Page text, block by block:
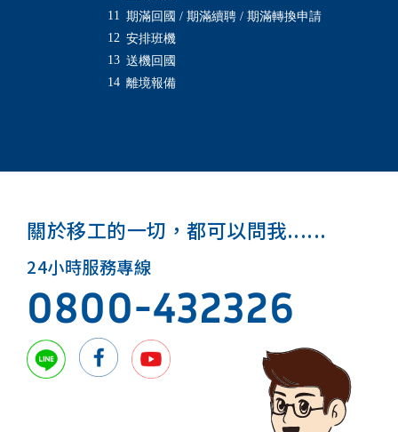
關於移工的一切，都可以問我......
24小時服務專線
0800-432326